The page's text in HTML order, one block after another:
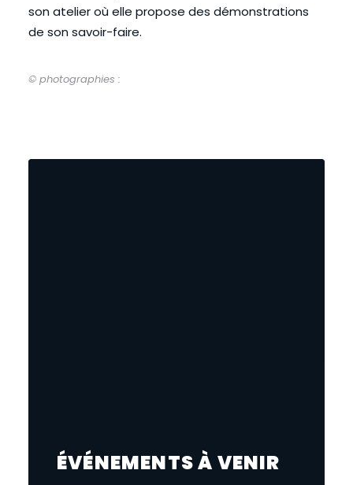
son atelier où elle propose des démonstrations
de son savoir-faire.
© photographies :
ÉVÉNEMENTS À VENIR